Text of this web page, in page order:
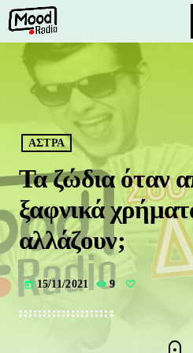
HOME
BLOG
TEAM
CHAT
ΚΑΤΗΓΟΡΙΕΣ
ΑΣΤΡΑ
Τα ζώδια όταν
ξαφνικά
αλλάζουν;
today 15/11/2021 9